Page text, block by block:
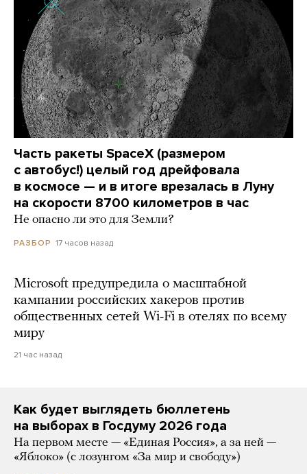
Часть ракеты SpaceX (размером
с автобус!) целый год дрейфовала
в космосе — и в итоге врезалась в Луну
на скорости 8700 километров в час
Не опасно ли это для Земли?
РАЗБОР 17 часов назад
Microsoft предупредила о масштабной
кампании российских хакеров против
общественных сетей Wi-Fi в отелях по всему
миру
21 час назад
Как будет выглядеть бюллетень
на выборах в Госдуму 2026 года
На первом месте — «Единая Россия», а за ней —
«Яблоко» (с лозунгом «За мир и свободу»)